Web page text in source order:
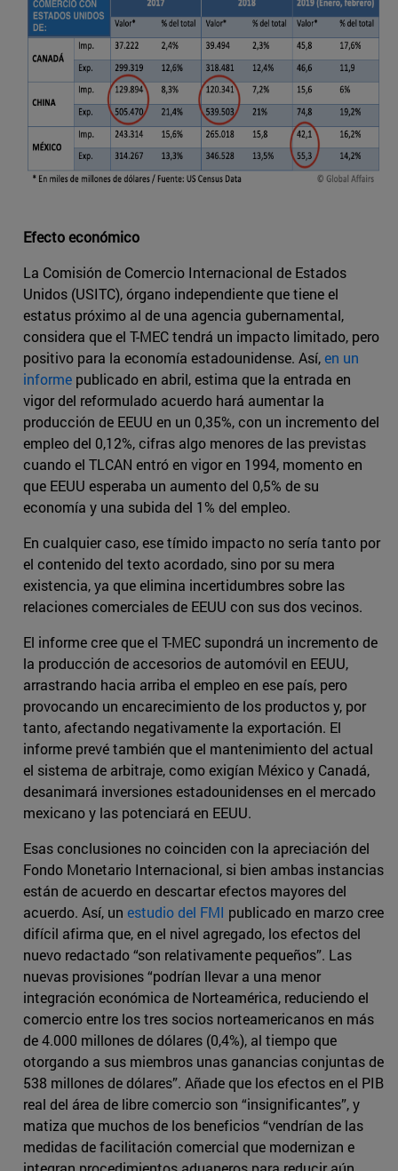
Efecto económico
La Comisión de Comercio Internacional de Estados
Unidos (USITC), órgano independiente que tiene el
estatus próximo al de una agencia gubernamental,
considera que el T-MEC tendrá un impacto limitado, pero
positivo para la economía estadounidense. Así,en un
informe publicado en abril, estima que la entrada en
vigor del reformulado acuerdo hará aumentar la
producción de EEUU en un 0,35%, con un incremento del
empleo del 0,12%, cifras algo menores de las previstas
cuando el TLCAN entró en vigor en 1994, momento en
que EEUU esperaba un aumento del 0,5% de su
economía y una subida del 1% del empleo.
En cualquier caso, ese tímido impacto no sería tanto por
el contenido del texto acordado, sino por su mera
existencia, ya que elimina incertidumbres sobre las
relaciones comerciales de EEUU con sus dos vecinos.
El informe cree que el T-MEC supondrá un incremento de
la producción de accesorios de automóvil en EEUU,
arrastrando hacia arriba el empleo en ese país, pero
provocando un encarecimiento de los productos y, por
tanto, afectando negativamente la exportación. El
informe prevé también que el mantenimiento del actual
el sistema de arbitraje, como exigían México y Canadá,
desanimará inversiones estadounidenses en el mercado
mexicano y las potenciará en EEUU.
Esas conclusiones no coinciden con la apreciación del
Fondo Monetario Internacional, si bien ambas instancias
están de acuerdo en descartar efectos mayores del
acuerdo. Así, un estudio del FMI publicado en marzo cree
difícil afirma que, en el nivel agregado, los efectos del
nuevo redactado “son relativamente pequeños”. Las
nuevas provisiones “podrían llevar a una menor
integración económica de Norteamérica, reduciendo el
comercio entre los tres socios norteamericanos en más
de 4.000 millones de dólares (0,4%), al tiempo que
otorgando a sus miembros unas ganancias conjuntas de
538 millones de dólares”. Añade que los efectos en el PIB
real del área de libre comercio son “insignificantes”, y
matiza que muchos de los beneficios “vendrían de las
medidas de facilitación comercial que modernizan e